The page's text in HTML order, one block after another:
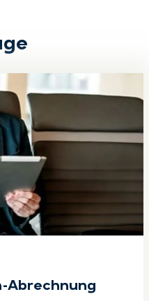
Abrechnung